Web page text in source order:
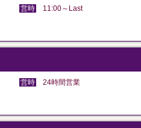
営時
11:00～Last
営時
24時間営業